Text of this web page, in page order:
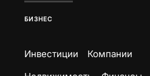
БИЗНЕС
Инвестиции
Компании